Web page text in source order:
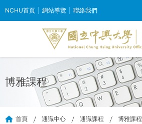
NCHU首頁 網站導覽 聯絡我們
博雅課程
首頁 通識中心 通識課程 博雅課程